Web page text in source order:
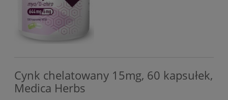
Cynk chelatowany 15mg, 60 kapsułek,
Medica Herbs